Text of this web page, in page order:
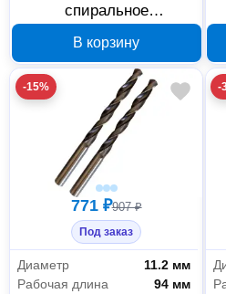
спиральное
11.4 мм Р6М5 18715А
В корзину
-15%
771 ₽907 ₽
Под заказ
Диаметр
11.2 мм
Рабочая длина
94 мм
-